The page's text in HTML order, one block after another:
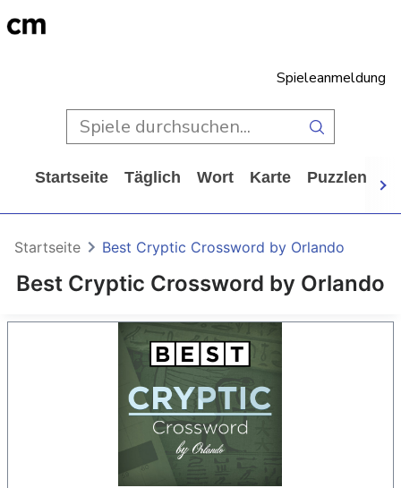
Spieleanmeldung
Startseite Täglich Wort Karte Puzzlen
Best Cryptic Crossword by Orlando
Startseite Best Cryptic Crossword by Orlando